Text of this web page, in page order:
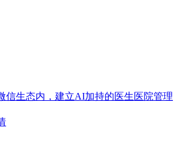
信生态内，建立AI加持的医生医院管理